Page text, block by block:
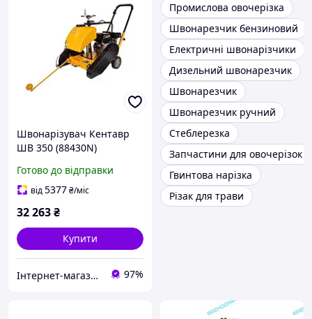
Швонарізувач Кентавр
ШВ 350 (88430N)
Готово до відправки
від5377₴/міс
32 263₴
Купити
Інтернет-магазин інструменту "РЕЗЕРВ" 97%
Промислова овочерізка
Швонарезчик бензиновий
Електричні швонарізчики
Дизельний швонарезчик
Швонарезчик
Швонарезчик ручний
Стеблерезка
Запчастини для овочерізок
Гвинтова нарізка
Різак для трави